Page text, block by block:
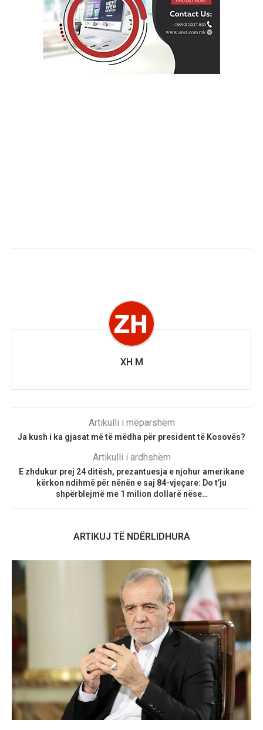
XH M
Artikulli i mëparshëm
Ja kush i ka gjasat më të mëdha për president të Kosovës?
Artikulli i ardhshëm
E zhdukur prej 24 ditësh, prezantuesja e njohur amerikane
kërkon ndihmë për nënën e saj 84-vjeçare: Do t’ju
shpërblejmë me 1 milion dollarë nëse…
ARTIKUJ TË NDËRLIDHURA